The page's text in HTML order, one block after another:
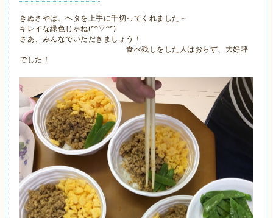
きぬさやは、ヘタを上手に千切ってくれました～
キレイな緑色じゃね(*^▽^*)
さあ、みんなでいただきましょう！
食べ残しをした人はおらず、大好評
でした！